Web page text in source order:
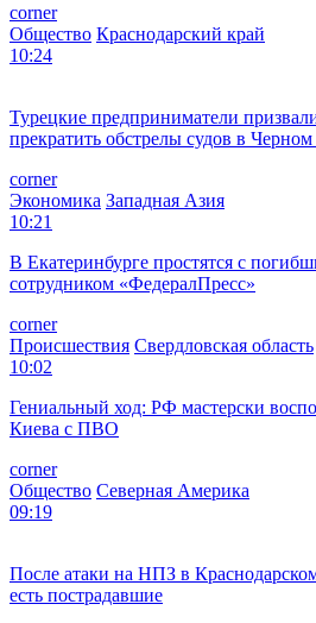
corner
Общество Краснодарский край
10:24
Турецкие предприниматели
прекратить обстрелы судов в
corner
Экономика Западная Азия
10:21
В Екатеринбурге простятся с
сотрудником «ФедералПресс»
corner
Происшествия Свердловская область
10:02
Гениальный ход: РФ мастерски
Киева с ПВО
corner
Общество Северная Америка
09:19
После атаки на НПЗ в
есть пострадавшие